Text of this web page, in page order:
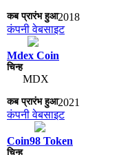
2018
कंपनी वेबसाइट
Mdex Coin
MDX
2021
कंपनी वेबसाइट
Coin98 Token